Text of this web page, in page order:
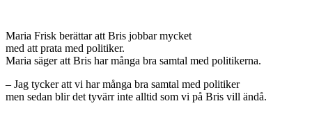
Maria Frisk berättar att Bris jobbar mycket
med att prata med politiker.
Maria säger att Bris har många bra samtal med politikerna.
– Jag tycker att vi har många bra samtal med politiker
men sedan blir det tyvärr inte alltid som vi på Bris vill ändå.